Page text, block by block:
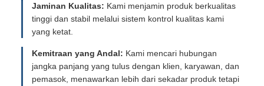
Jaminan Kualitas: Kami menjamin produk berkualitas
tinggi dan stabil melalui sistem kontrol kualitas kami
yang ketat.
Kemitraan yang Andal: Kami mencari hubungan
jangka panjang yang tulus dengan klien, karyawan, dan
pemasok, menawarkan lebih dari sekadar produk tetapi